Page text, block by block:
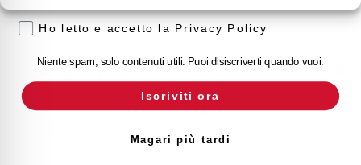
Dichiarazione RoHS
Ho letto e accetto la Privacy Policy
Niente spam, solo contenuti utili. Puoi disiscriverti quando vuoi.
Iscriviti ora
Magari più tardi